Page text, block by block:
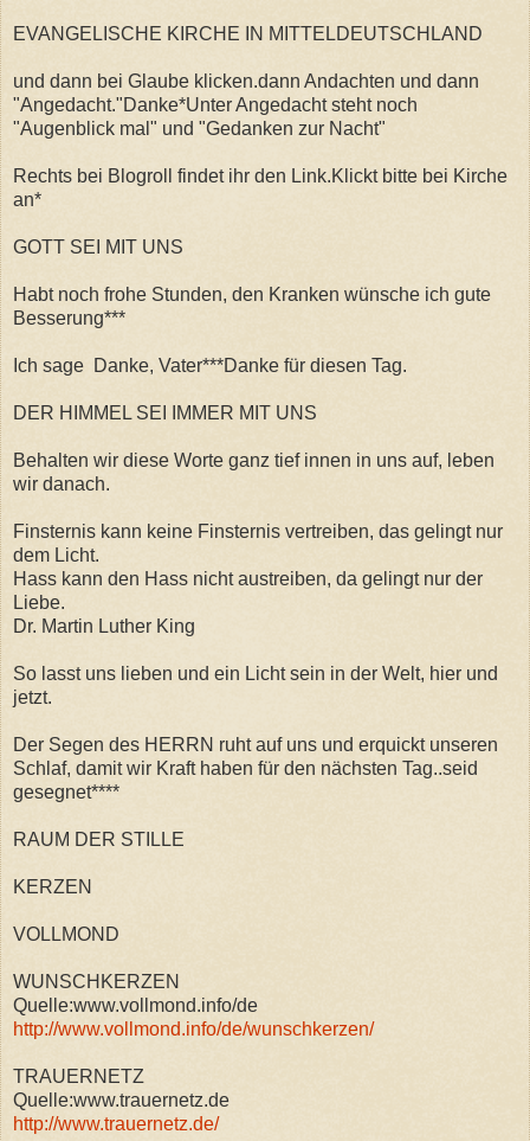
EVANGELISCHE KIRCHE IN MITTELDEUTSCHLAND
und dann bei Glaube klicken.dann Andachten und dann
"Angedacht."Danke*Unter Angedacht steht noch
"Augenblick mal" und "Gedanken zur Nacht"
Rechts bei Blogroll findet ihr den Link.Klickt bitte bei Kirche
an*
GOTT SEI MIT UNS
Habt noch frohe Stunden, den Kranken wünsche ich gute
Besserung***
Ich sage Danke, Vater***Danke für diesen Tag.
DER HIMMEL SEI IMMER MIT UNS
Behalten wir diese Worte ganz tief innen in uns auf, leben
wir danach.
Finsternis kann keine Finsternis vertreiben, das gelingt nur
dem Licht.
Hass kann den Hass nicht austreiben, da gelingt nur der
Liebe.
Dr. Martin Luther King
So lasst uns lieben und ein Licht sein in der Welt, hier und
jetzt.
Der Segen des HERRN ruht auf uns und erquickt unseren
Schlaf, damit wir Kraft haben für den nächsten Tag..seid
gesegnet****
RAUM DER STILLE
KERZEN
VOLLMOND
WUNSCHKERZEN
Quelle:www.vollmond.info/de
http://www.vollmond.info/de/wunschkerzen/
TRAUERNETZ
Quelle:www.trauernetz.de
http://www.trauernetz.de/